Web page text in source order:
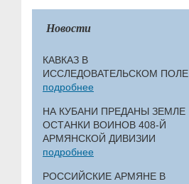
Новости
КАВКАЗ В
ИССЛЕДОВАТЕЛЬСКОМ ПОЛЕ
подробнее
НА КУБАНИ ПРЕДАНЫ ЗЕМЛЕ
ОСТАНКИ ВОИНОВ 408-Й
АРМЯНСКОЙ ДИВИЗИИ
подробнее
РОССИЙСКИЕ АРМЯНЕ В